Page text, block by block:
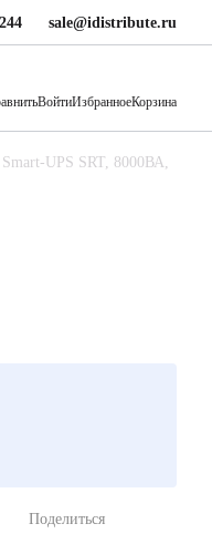
sale@idistribute.ru
ВойтиИзбранноеКорзина
UPS SRT, 8000ВА,
Поделиться